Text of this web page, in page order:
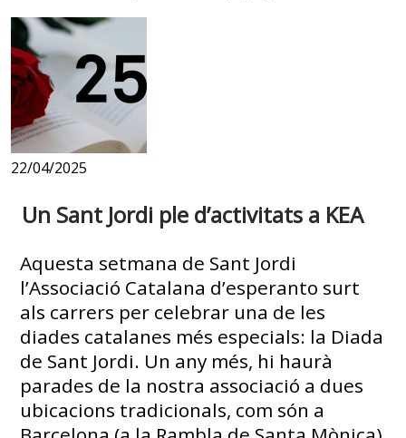
22/04/2025
Un Sant Jordi ple d’activitats a KEA
Aquesta setmana de Sant Jordi
l’Associació Catalana d’esperanto surt
als carrers per celebrar una de les
diades catalanes més especials: la Diada
de Sant Jordi. Un any més, hi haurà
parades de la nostra associació a dues
ubicacions tradicionals, com són a